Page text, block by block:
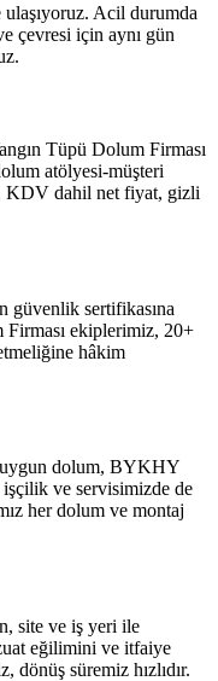
Acil durumda
çevresi için aynı gün
Tüpü Dolum Firması
atölyesi-müşteri
KDV dahil net fiyat, gizli
güvenlik sertifikasına
ekiplerimiz, 20+
hâkim
uygun dolum, BYKHY
ve servisimizde de
her dolum ve montaj
site ve iş yeri ile
eğilimini ve itfaiye
süremiz hızlıdır.